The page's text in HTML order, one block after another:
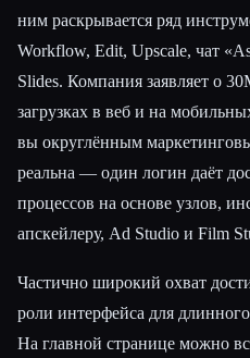
ним раскрывается ряд
Workflow, Edit, Upscale, чат
Slides. Компания заявляет о
загрузках в веб и на
вы округлённым
реальна — один логин даёт
процессов на основе узлов,
апскейлеру, Ad Studio и Film
Частично широкий охват
роли интерфейса для
На главной странице можно